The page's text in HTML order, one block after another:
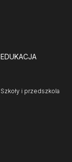
EDUKACJA
Szkoły i przedszkola